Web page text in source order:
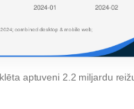
aptuveni 2.2 miljardu